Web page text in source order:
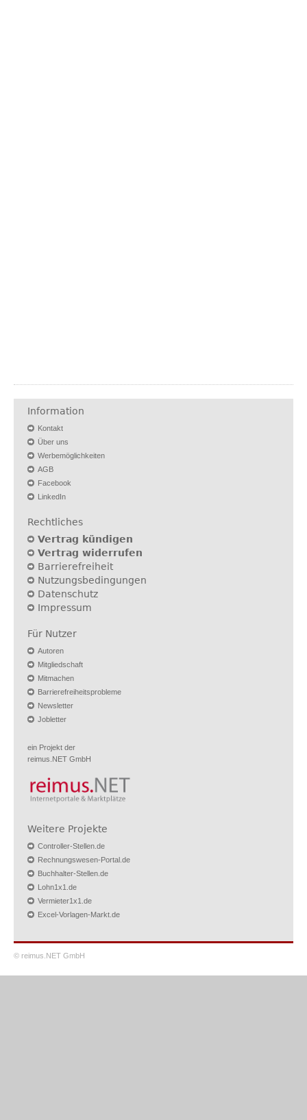
Information
Kontakt
Über uns
Werbemöglichkeiten
AGB
Facebook
LinkedIn
Rechtliches
Vertrag kündigen
Vertrag widerrufen
Barrierefreiheit
Nutzungsbedingungen
Datenschutz
Impressum
Für Nutzer
Autoren
Mitgliedschaft
Mitmachen
Barrierefreiheitsprobleme
Newsletter
Jobletter
ein Projekt der
reimus.NET GmbH
Weitere Projekte
Controller-Stellen.de
Rechnungswesen-Portal.de
Buchhalter-Stellen.de
Lohn1x1.de
Vermieter1x1.de
Excel-Vorlagen-Markt.de
© reimus.NET GmbH